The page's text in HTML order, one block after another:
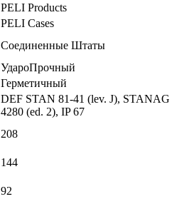
PELI Products
PELI Cases
Соединенные Штаты
УдароПрочный
Герметичный
DEF STAN 81-41 (lev. J), STANAG
4280 (ed. 2), IP 67
208
144
92